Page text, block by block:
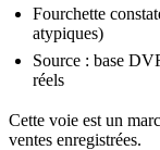
Fourchette
atypiques)
Source : base
réels
Cette voie est un
ventes enregistrées.